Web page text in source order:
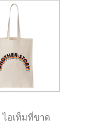
อเท็มที่ขาด